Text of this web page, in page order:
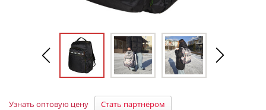
Узнать оптовую цену Стать партнёром